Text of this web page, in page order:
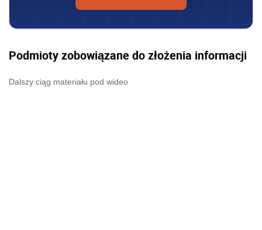
Podmioty zobowiązane do złożenia informacji
Dalszy ciąg materiału pod wideo